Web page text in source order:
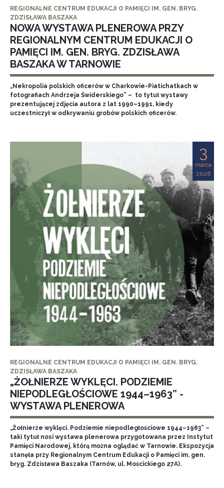
REGIONALNE CENTRUM EDUKACJI O PAMIĘCI IM. GEN. BRYG.
ZDZISŁAWA BASZAKA
NOWA WYSTAWA PLENEROWA PRZY
REGIONALNYM CENTRUM EDUKACJI O
PAMIĘCI IM. GEN. BRYG. ZDZISŁAWA
BASZAKA W TARNOWIE
„Nekropolia polskich oficerów w Charkowie-Piatichatkach w
fotografiach Andrzeja Świderskiego” – to tytuł wystawy
prezentującej zdjęcia autora z lat 1990–1991, kiedy
uczestniczył w odkrywaniu grobów polskich oficerów.
3
marca
2026
REGIONALNE CENTRUM EDUKACJI O PAMIĘCI IM. GEN. BRYG.
ZDZISŁAWA BASZAKA
„ŻOŁNIERZE WYKLĘCI. PODZIEMIE
NIEPODLEGŁOŚCIOWE 1944–1963” -
WYSTAWA PLENEROWA
„Żołnierze wyklęci. Podziemie niepodległościowe 1944–1963” –
taki tytuł nosi wystawa plenerowa przygotowana przez Instytut
Pamięci Narodowej, którą można oglądać w Tarnowie. Ekspozycja
stanęła przy Regionalnym Centrum Edukacji o Pamięci im. gen.
bryg. Zdzisława Baszaka (Tarnów, ul. Mościckiego 27A).